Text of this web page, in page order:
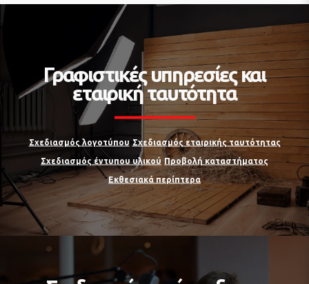
Γραφιστικές υπηρεσίες και
εταιρική ταυτότητα
Σχεδιασμός λογοτύπου Σχεδιασμός εταιρικής ταυτότητας
Σχεδιασμός έντυπου υλικού Προβολή καταστήματος
Εκθεσιακά περίπτερα